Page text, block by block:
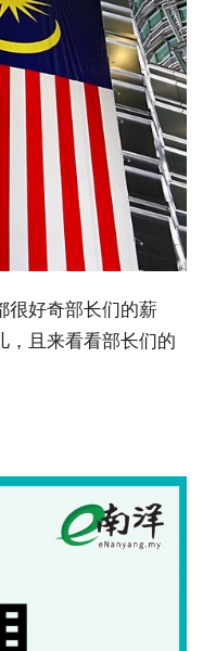
很好奇部长们的薪
，且来看看部长们的